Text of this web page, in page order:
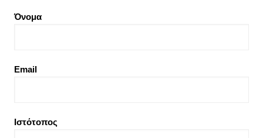
Όνομα
Email
Ιστότοπος